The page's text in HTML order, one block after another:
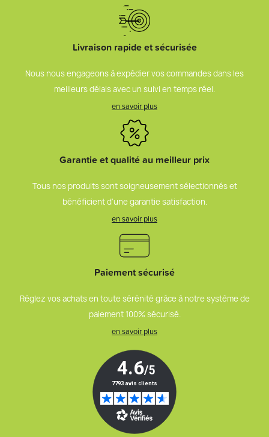
Livraison rapide et sécurisée
Nous nous engageons à expédier vos commandes dans les
meilleurs délais avec un suivi en temps réel.
en savoir plus
Garantie et qualité au meilleur prix
Tous nos produits sont soigneusement sélectionnés et
bénéficient d’une garantie satisfaction.
en savoir plus
Paiement sécurisé
Réglez vos achats en toute sérénité grâce à notre système de
paiement 100% sécurisé.
en savoir plus